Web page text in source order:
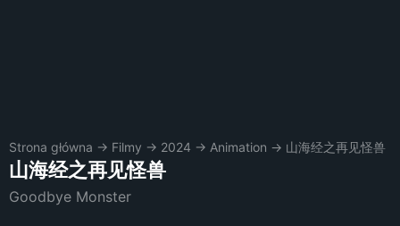
Strona główna → Filmy → 2024 → Animation → 山海经之再见怪兽
山海经之再见怪兽
Goodbye Monster